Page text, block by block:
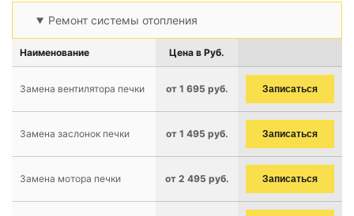
Ремонт системы отопления
Наименование Цена в Руб.
Замена вентилятора печки от 1 695 руб. Записаться
Замена заслонок печки от 1 495 руб. Записаться
Замена мотора печки от 2 495 руб. Записаться